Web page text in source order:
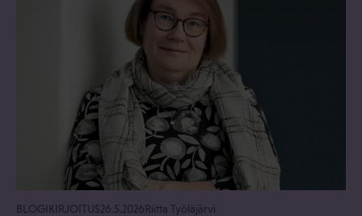
BLOGIKIRJOITUS26.5.2026Riitta Työläjärvi